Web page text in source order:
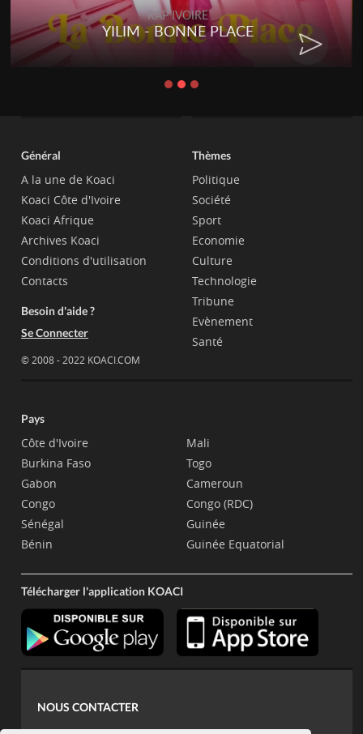
RAP IVOIRE
YILIM - BONNE PLACE
Général
A la une de Koaci
Koaci Côte d'Ivoire
Koaci Afrique
Archives Koaci
Conditions d'utilisation
Contacts
Besoin d'aide ?
Se Connecter
© 2008 - 2022 KOACI.COM
Thèmes
Politique
Société
Sport
Economie
Culture
Technologie
Tribune
Evènement
Santé
Pays
Côte d'Ivoire
Burkina Faso
Gabon
Congo
Sénégal
Bénin
Mali
Togo
Cameroun
Congo (RDC)
Guinée
Guinée Equatorial
Télécharger l'application KOACI
NOUS CONTACTER